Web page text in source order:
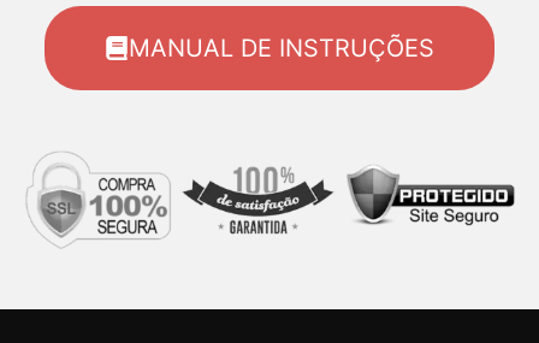
MANUAL DE INSTRUÇÕES